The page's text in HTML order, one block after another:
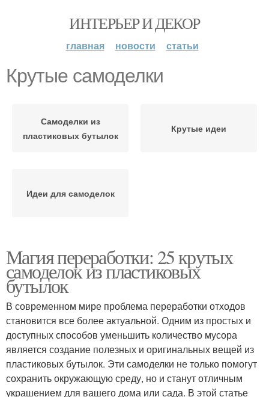
ИНТЕРЬЕР И ДЕКОР
главная новости статьи
Крутые самоделки
Самоделки из
пластиковых бутылок
Крутые идеи
Идеи для самоделок
Магия переработки: 25 крутых
самоделок из пластиковых
бутылок
В современном мире проблема переработки отходов
становится все более актуальной. Одним из простых и
доступных способов уменьшить количество мусора
является создание полезных и оригинальных вещей из
пластиковых бутылок. Эти самоделки не только помогут
сохранить окружающую среду, но и станут отличным
украшением для вашего дома или сада. В этой статье